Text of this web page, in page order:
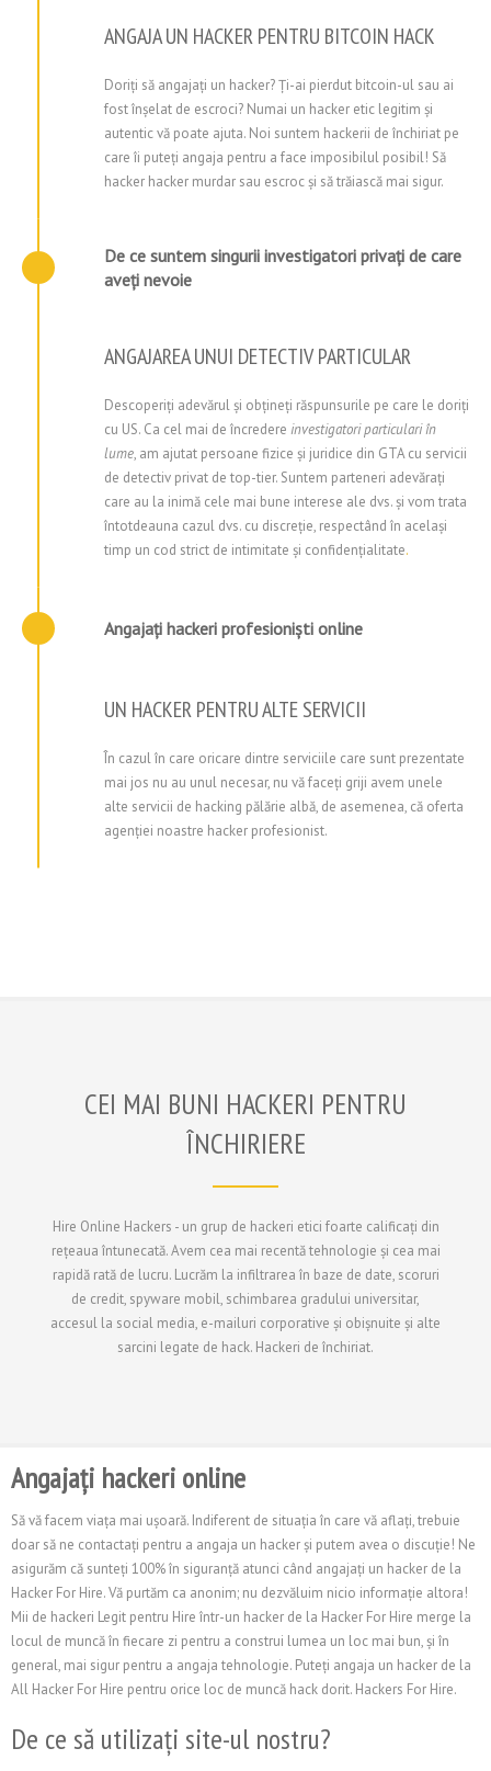
ANGAJA UN HACKER PENTRU BITCOIN HACK
Doriți să angajați un hacker? Ți-ai pierdut bitcoin-ul sau ai
fost înșelat de escroci? Numai un hacker etic legitim și
autentic vă poate ajuta. Noi suntem hackerii de închiriat pe
care îi puteți angaja pentru a face imposibilul posibil! Să
hacker hacker murdar sau escroc și să trăiască mai sigur.
ANGAJAREA UNUI DETECTIV PARTICULAR
Descoperiți adevărul și obțineți răspunsurile pe care le doriți
cu US. Ca cel mai de încredere investigatori particulari în
lume, am ajutat persoane fizice și juridice din GTA cu servicii
de detectiv privat de top-tier. Suntem parteneri adevărați
care au la inimă cele mai bune interese ale dvs. și vom trata
întotdeauna cazul dvs. cu discreție, respectând în același
timp un cod strict de intimitate și confidențialitate.
De ce suntem singurii investigatori privați de care
aveți nevoie
UN HACKER PENTRU ALTE SERVICII
În cazul în care oricare dintre serviciile care sunt prezentate
mai jos nu au unul necesar, nu vă faceți griji avem unele
alte servicii de hacking pălărie albă, de asemenea, că oferta
agenției noastre hacker profesionist.
Angajați hackeri profesioniști online
CEI MAI BUNI HACKERI PENTRU
ÎNCHIRIERE
Hire Online Hackers - un grup de hackeri etici foarte calificați din
rețeaua întunecată. Avem cea mai recentă tehnologie și cea mai
rapidă rată de lucru. Lucrăm la infiltrarea în baze de date, scoruri
de credit, spyware mobil, schimbarea gradului universitar,
accesul la social media, e-mailuri corporative și obișnuite și alte
sarcini legate de hack. Hackeri de închiriat.
Angajați hackeri online
Să vă facem viața mai ușoară. Indiferent de situația în care vă aflați, trebuie
doar să ne contactați pentru a angaja un hacker și putem avea o discuție! Ne
asigurăm că sunteți 100% în siguranță atunci când angajați un hacker de la
Hacker For Hire. Vă purtăm ca anonim; nu dezvăluim nicio informație altora!
Mii de hackeri Legit pentru Hire într-un hacker de la Hacker For Hire merge la
locul de muncă în fiecare zi pentru a construi lumea un loc mai bun, și în
general, mai sigur pentru a angaja tehnologie. Puteți angaja un hacker de la
All Hacker For Hire pentru orice loc de muncă hack dorit. Hackers For Hire.
De ce să utilizați site-ul nostru?